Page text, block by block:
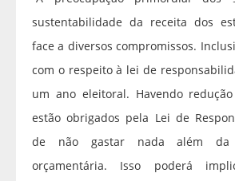
sustentabilidade da receita dos
face a diversos compromissos.
com o respeito à lei de
um ano eleitoral. Havendo
estão obrigados pela Lei de
de não gastar nada além da
orçamentária. Isso poderá